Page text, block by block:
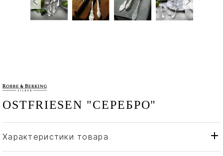
OSTFRIESEN "СЕРЕБРО"
Характеристики товара
Бренд
Robbe & Berking